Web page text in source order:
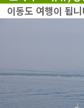
이동도 여행이 됩